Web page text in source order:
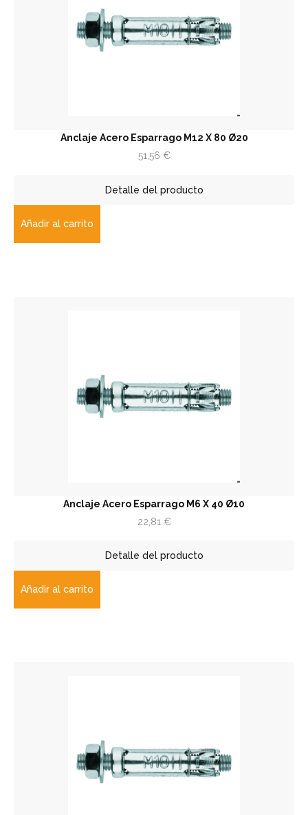
Anclaje Acero Esparrago M12 X 80 Ø20
51,56 €
Detalle del producto
Añadir al carrito
Anclaje Acero Esparrago M6 X 40 Ø10
22,81 €
Detalle del producto
Añadir al carrito